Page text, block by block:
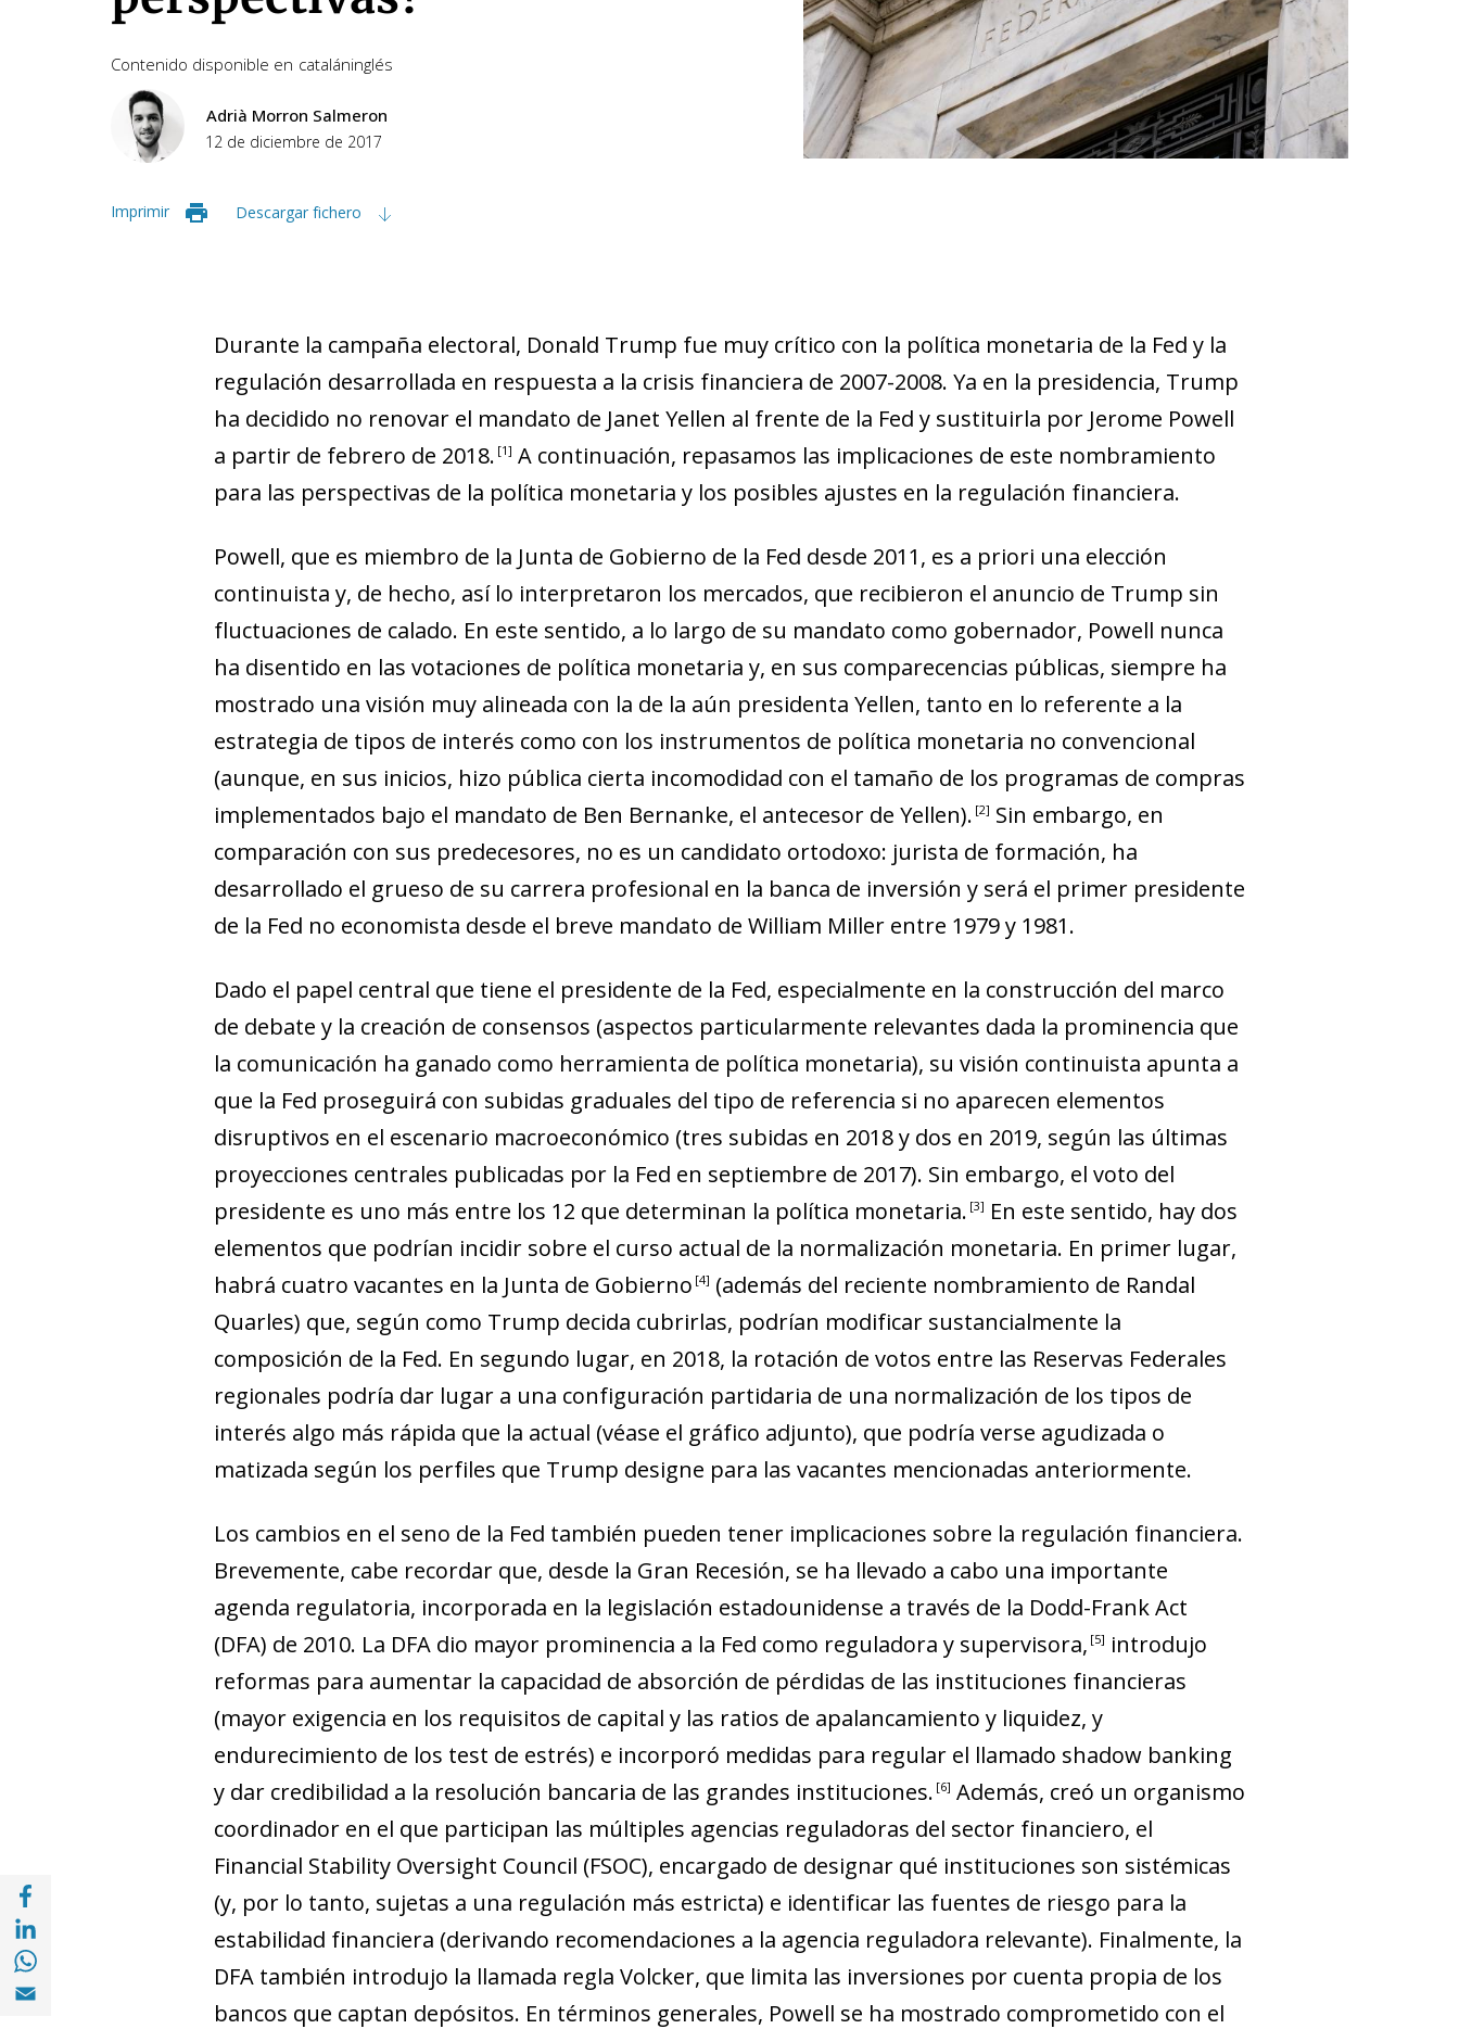
Contenido disponible en cataláninglés
Adrià Morron Salmeron
12 de diciembre de 2017
Imprimir Descargar fichero
Compartir en Facebook (opens in a new window)
Compartir en with Linkedin (opens in a new window)
Compartir en with Whatsapp (opens in a new window)
Compartir en Email (opens in a new window)
Durante la campaña electoral, Donald Trump fue muy crítico con la política monetaria de la Fed y la
regulación desarrollada en respuesta a la crisis financiera de 2007-2008. Ya en la presidencia, Trump
ha decidido no renovar el mandato de Janet Yellen al frente de la Fed y sustituirla por Jerome Powell
a partir de febrero de 2018. 1
A continuación, repasamos las implicaciones de este nombramiento
para las perspectivas de la política monetaria y los posibles ajustes en la regulación financiera.
Powell, que es miembro de la Junta de Gobierno de la Fed desde 2011, es a priori una elección
continuista y, de hecho, así lo interpretaron los mercados, que recibieron el anuncio de Trump sin
fluctuaciones de calado. En este sentido, a lo largo de su mandato como gobernador, Powell nunca
ha disentido en las votaciones de política monetaria y, en sus comparecencias públicas, siempre ha
mostrado una visión muy alineada con la de la aún presidenta Yellen, tanto en lo referente a la
estrategia de tipos de interés como con los instrumentos de política monetaria no convencional
(aunque, en sus inicios, hizo pública cierta incomodidad con el tamaño de los programas de compras
implementados bajo el mandato de Ben Bernanke, el antecesor de Yellen). 2
Sin embargo, en
comparación con sus predecesores, no es un candidato ortodoxo: jurista de formación, ha
desarrollado el grueso de su carrera profesional en la banca de inversión y será el primer presidente
de la Fed no economista desde el breve mandato de William Miller entre 1979 y 1981.
Dado el papel central que tiene el presidente de la Fed, especialmente en la construcción del marco
de debate y la creación de consensos (aspectos particularmente relevantes dada la prominencia que
la comunicación ha ganado como herramienta de política monetaria), su visión continuista apunta a
que la Fed proseguirá con subidas graduales del tipo de referencia si no aparecen elementos
disruptivos en el escenario macroeconómico (tres subidas en 2018 y dos en 2019, según las últimas
proyecciones centrales publicadas por la Fed en septiembre de 2017). Sin embargo, el voto del
presidente es uno más entre los 12 que determinan la política monetaria. 3
En este sentido, hay dos
elementos que podrían incidir sobre el curso actual de la normalización monetaria. En primer lugar,
habrá cuatro vacantes en la Junta de Gobierno 4
(además del reciente nombramiento de Randal
Quarles) que, según como Trump decida cubrirlas, podrían modificar sustancialmente la
composición de la Fed. En segundo lugar, en 2018, la rotación de votos entre las Reservas Federales
re­­gionales podría dar lugar a una configuración partidaria de una normalización de los tipos de
interés algo más rá­­pi­­da que la actual (véase el gráfico adjunto), que podría ver­­se agudizada o
matizada según los perfiles que Trump designe para las vacantes mencionadas anteriormente.
Los cambios en el seno de la Fed también pueden tener im­­plicaciones sobre la regulación financiera.
Brevemente, cabe recordar que, desde la Gran Recesión, se ha llevado a cabo una importante
agenda regulatoria, incorporada en la legislación estadounidense a través de la Dodd-Frank Act
(DFA) de 2010. La DFA dio mayor prominencia a la Fed como reguladora y supervisora, 5
introdujo
reformas para aumentar la capacidad de absorción de pérdidas de las instituciones financieras
(mayor exigencia en los requisitos de capital y las ratios de apalancamiento y liquidez, y
endurecimiento de los test de estrés) e incorporó medidas para regular el llamado shadow banking
y dar credibilidad a la resolución bancaria de las grandes instituciones. 6 Además, creó un organismo
coordinador en el que participan las múltiples agencias reguladoras del sector financiero, el
Financial Stability Oversight Council (FSOC), encargado de designar qué instituciones son sistémicas
(y, por lo tanto, sujetas a una regulación más estricta) e identificar las fuentes de riesgo para la
estabilidad financiera (derivando recomendaciones a la agencia reguladora relevante). Finalmente, la
DFA también introdujo la llamada regla Volcker, que limita las inversiones por cuenta propia de los
bancos que captan depósitos. En términos generales, Powell se ha mostrado comprometido con el